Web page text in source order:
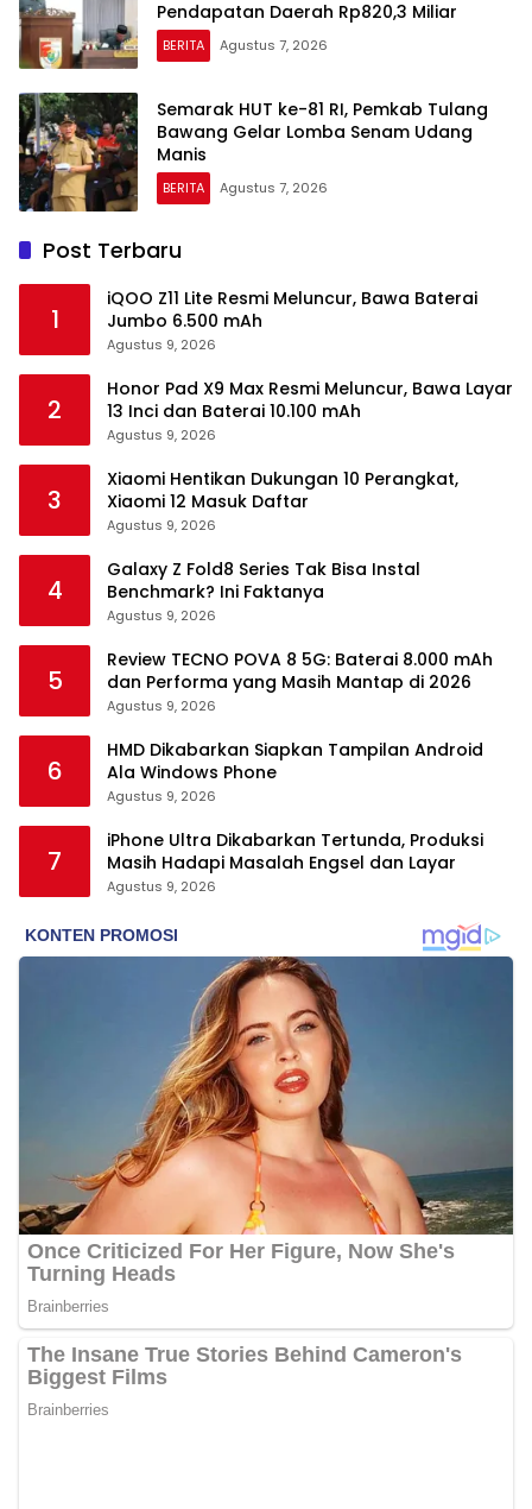
Pendapatan Daerah Rp820,3 Miliar
BERITA Agustus 7, 2026
Semarak HUT ke-81 RI, Pemkab Tulang
Bawang Gelar Lomba Senam Udang
Manis
BERITA Agustus 7, 2026
Post Terbaru
1
iQOO Z11 Lite Resmi Meluncur, Bawa Baterai
Jumbo 6.500 mAh
Agustus 9, 2026
2
Honor Pad X9 Max Resmi Meluncur, Bawa Layar
13 Inci dan Baterai 10.100 mAh
Agustus 9, 2026
3
Xiaomi Hentikan Dukungan 10 Perangkat,
Xiaomi 12 Masuk Daftar
Agustus 9, 2026
4
Galaxy Z Fold8 Series Tak Bisa Instal
Benchmark? Ini Faktanya
Agustus 9, 2026
5
Review TECNO POVA 8 5G: Baterai 8.000 mAh
dan Performa yang Masih Mantap di 2026
Agustus 9, 2026
6
HMD Dikabarkan Siapkan Tampilan Android
Ala Windows Phone
Agustus 9, 2026
7
iPhone Ultra Dikabarkan Tertunda, Produksi
Masih Hadapi Masalah Engsel dan Layar
Agustus 9, 2026